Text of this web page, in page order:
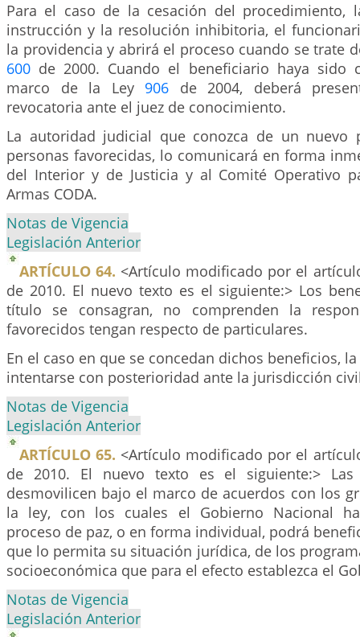
Para el caso de la cesación del procedimiento,
instrucción y la resolución inhibitoria, el
la providencia y abrirá el proceso cuando se trate
600 de 2000. Cuando el beneficiario haya sido
marco de la Ley 906 de 2004, deberá
revocatoria ante el juez de conocimiento.
La autoridad judicial que conozca de un nuevo
personas favorecidas, lo comunicará en forma
del Interior y de Justicia y al Comité Operativo
Armas CODA.
Notas de Vigencia
Legislación Anterior
ARTÍCULO 64. <Artículo modificado por el
de 2010. El nuevo texto es el siguiente:> Los
título se consagran, no comprenden la
favorecidos tengan respecto de particulares.
En el caso en que se concedan dichos beneficios,
intentarse con posterioridad ante la jurisdicción
Notas de Vigencia
Legislación Anterior
ARTÍCULO 65. <Artículo modificado por el
de 2010. El nuevo texto es el siguiente:>
desmovilicen bajo el marco de acuerdos con los
la ley, con los cuales el Gobierno Nacional
proceso de paz, o en forma individual, podrá
que lo permita su situación jurídica, de los
socioeconómica que para el efecto establezca el
Notas de Vigencia
Legislación Anterior